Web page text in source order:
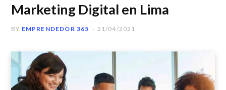
Marketing Digital en Lima
BY EMPRENDEDOR 365 21/04/2021